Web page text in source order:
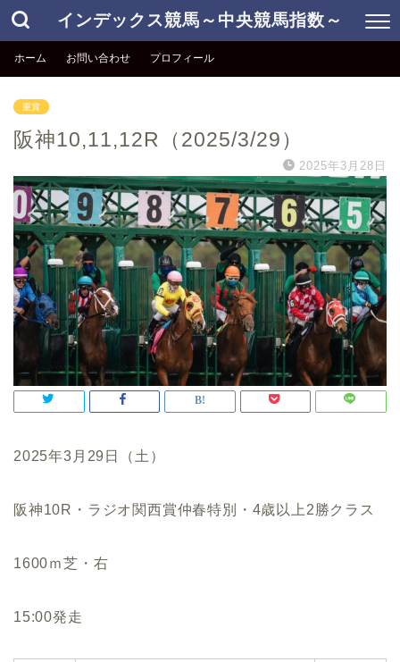
インデックス競馬～中央競馬指数～
ホーム お問い合わせ プロフィール
重賞
阪神10,11,12R（2025/3/29）
2025年3月28日
2025年3月29日（土）
阪神10R・ラジオ関西賞仲春特別・4歳以上2勝クラス
1600ｍ芝・右
15:00発走